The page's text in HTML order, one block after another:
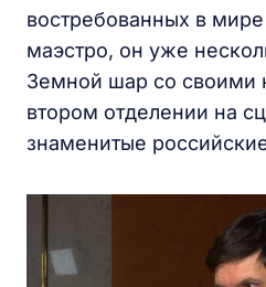
востребованных в
маэстро, он уже
Земной шар со своими
втором отделении на
знаменитые